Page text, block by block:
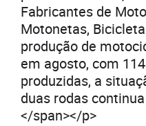
Fabricantes de
Motonetas,
produção de
em agosto, com
produzidas, a
duas rodas
</span></p>